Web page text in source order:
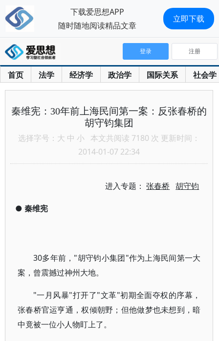
首页 法学 经济学 政治学 国际关系 社会学
登录 注册
秦维宪：30年前上海民间第一案：反张春桥的
胡守钧集团
选择字号： 大 中 小 本文共阅读 7180 次 更新时间：
2014-01-07 22:34
进入专题：张春桥 胡守钧
● 秦维宪
30多年前，"胡守钧小集团"作为上海民间第一大
案，曾震撼过神州大地。
"一月风暴"打开了"文革"初期全面夺权的序幕，
张春桥官运亨通，权倾朝野；但他做梦也未想到，暗
中竟被一位小人物盯上了。
下载爱思想APP
随时随地阅读精品文章
立即下载